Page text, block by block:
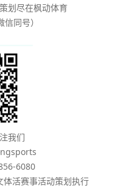
划尽在枫动体育
同号）
我们
6080
活赛事活动策划执行